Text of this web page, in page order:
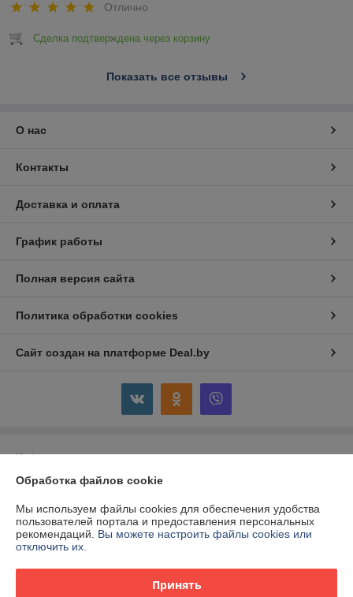
Отлично
Сделка подтверждена через корзину
Показать все отзывы
О нас
Контакты
Доставка и оплата
График работы
Полная версия сайта
Политика обработки cookies
Сайт создан на платформе Deal.by
Информация для покупателя
Юридическое лицо:ООО "Панкор-Трейдинг"
Регистрационный номер ЕГР: 192568422
УНП: 192568422
Регистрационный орган: Минский городской исполнительный комитет,
Обработка файлов cookie
Мы используем файлы cookies для обеспечения удобства
пользователей портала и предоставления персональных
рекомендаций. Вы можете настроить файлы cookies или
отключить их.
Принять